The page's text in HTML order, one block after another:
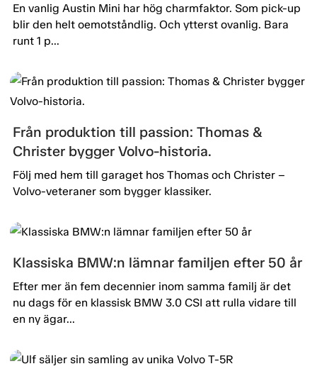
En vanlig Austin Mini har hög charmfaktor. Som pick-up
blir den helt oemotståndlig. Och ytterst ovanlig. Bara
runt 1 p...
Från produktion till passion: Thomas &
Christer bygger Volvo-historia.
Följ med hem till garaget hos Thomas och Christer –
Volvo-veteraner som bygger klassiker.
Klassiska BMW:n lämnar familjen efter 50 år
Efter mer än fem decennier inom samma familj är det
nu dags för en klassisk BMW 3.0 CSI att rulla vidare till
en ny ägar...